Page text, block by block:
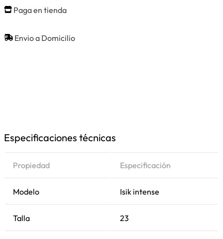
Paga en tienda
Envio a Domicilio
Especificaciones técnicas
Propiedad Especificación
Modelo Isik intense
Talla 23